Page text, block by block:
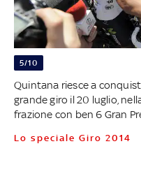
5/10
Quintana riesce a
grande giro il 20 luglio,
frazione con ben 6 Gran
Lo speciale Giro 2014